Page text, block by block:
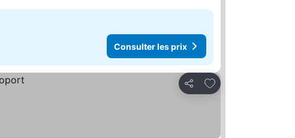
Consulter les prix
Partager
Ajouter à mes favoris